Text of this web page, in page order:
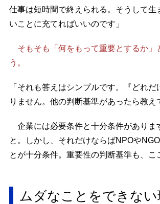
仕事は短時間で終えられる。そうして
いことに充てればいいのです」
そもそも「何をもって重要とするか」
う。
「それも答えはシンプルです。『どれ
りません。他の判断基準があったら教え
企業には必要条件と十分条件がありま
と。しかし、それだけならばNPOや
とが十分条件。重要性の判断基準も、こ
ムダなことをできな